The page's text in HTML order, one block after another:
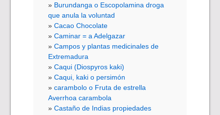
Burundanga o Escopolamina droga
que anula la voluntad
Cacao Chocolate
Caminar = a Adelgazar
Campos y plantas medicinales de
Extremadura
Caqui (Diospyros kaki)
Caqui, kaki o persimón
carambolo o Fruta de estrella
Averrhoa carambola
Castaño de Indias propiedades